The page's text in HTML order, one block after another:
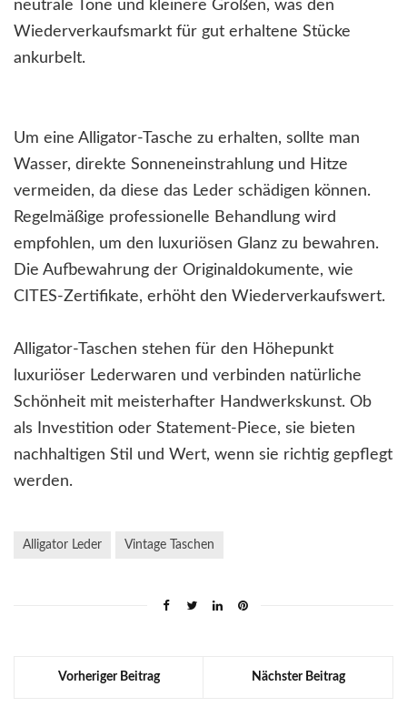
neutrale Töne und kleinere Größen, was den
Wiederverkaufsmarkt für gut erhaltene Stücke
ankurbelt.
Um eine Alligator-Tasche zu erhalten, sollte man
Wasser, direkte Sonneneinstrahlung und Hitze
vermeiden, da diese das Leder schädigen können.
Regelmäßige professionelle Behandlung wird
empfohlen, um den luxuriösen Glanz zu bewahren.
Die Aufbewahrung der Originaldokumente, wie
CITES-Zertifikate, erhöht den Wiederverkaufswert.
Alligator-Taschen stehen für den Höhepunkt
luxuriöser Lederwaren und verbinden natürliche
Schönheit mit meisterhafter Handwerkskunst. Ob
als Investition oder Statement-Piece, sie bieten
nachhaltigen Stil und Wert, wenn sie richtig gepflegt
werden.
Alligator Leder Vintage Taschen
Vorheriger Beitrag Nächster Beitrag